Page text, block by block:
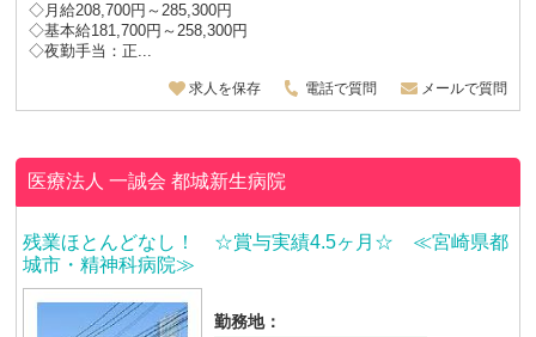
◇月給208,700円～285,300円
◇基本給181,700円～258,300円
◇夜勤手当：正...
求人を保存 電話で質問 メールで質問
医療法人 一誠会都城新生病院
残業ほとんどなし！ ☆賞与実績4.5ヶ月☆ ≪宮崎県都
城市・精神科病院≫
勤務地：